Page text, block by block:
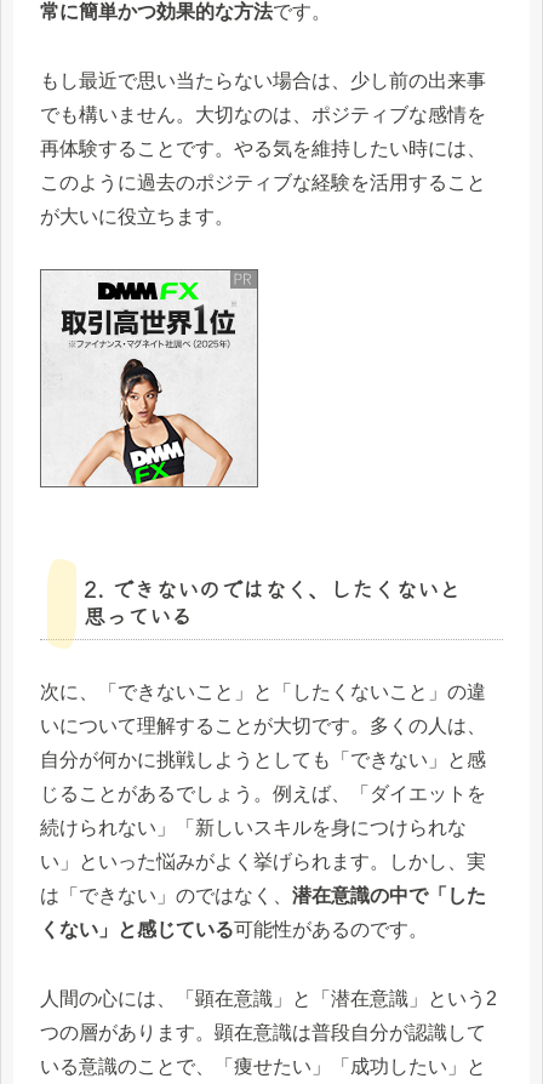
常に簡単かつ効果的な方法です。
もし最近で思い当たらない場合は、少し前の出来事
でも構いません。大切なのは、ポジティブな感情を
再体験することです。やる気を維持したい時には、
このように過去のポジティブな経験を活用すること
が大いに役立ちます。
2. できないのではなく、したくないと
思っている
次に、「できないこと」と「したくないこと」の違
いについて理解することが大切です。多くの人は、
自分が何かに挑戦しようとしても「できない」と感
じることがあるでしょう。例えば、「ダイエットを
続けられない」「新しいスキルを身につけられな
い」といった悩みがよく挙げられます。しかし、実
は「できない」のではなく、 潜在意識の中で「した
くない」と感じている可能性があるのです。
人間の心には、「顕在意識」と「潜在意識」という2
つの層があります。顕在意識は普段自分が認識して
いる意識のことで、「痩せたい」「成功したい」と